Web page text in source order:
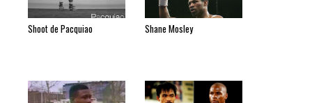
Shoot de Pacquiao Shane Mosley